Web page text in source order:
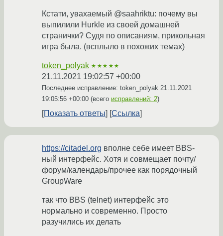
Кстати, увахаемый @saahriktu: почему вы
выпилили Hurkle из своей домашней
странички? Судя по описаниям, прикольная
игра была. (всплыло в похожих темах)
token_polyak ★★★★★
21.11.2021 19:02:57 +00:00
Последнее исправление: token_polyak 21.11.2021
19:05:56 +00:00 (всего исправлений: 2)
Показать ответы Ссылка
https://citadel.org вполне себе имеет BBS-
ный интерфейс. Хотя и совмещает почту/
форум/календарь/прочее как порядочный
GroupWare
так что BBS (telnet) интерфейс это
нормально и современно. Просто
разучились их делать